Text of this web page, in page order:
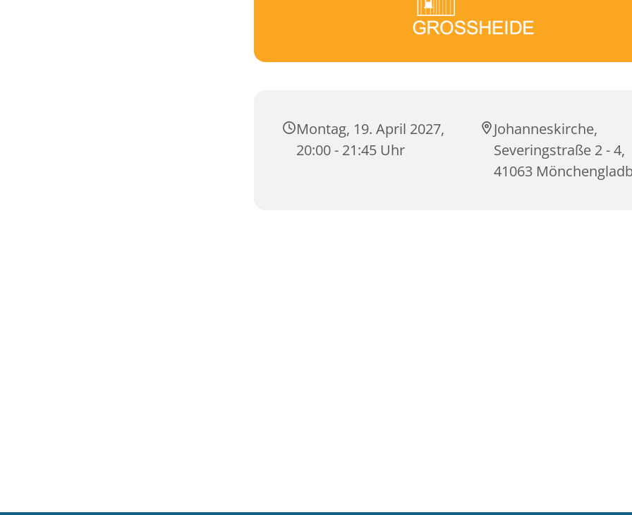
Montag, 19. April 2027,
20:00 - 21:45 Uhr
Johanneskirche,
Severingstraße 2 - 4,
41063